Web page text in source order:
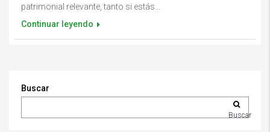
patrimonial relevante, tanto si estás...
Continuar leyendo
Buscar
Buscar